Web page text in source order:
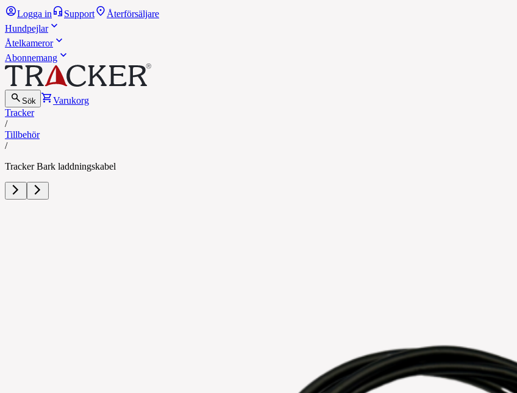
Logga in Support
Återförsäljare
Hundpejlar
Åtelkameror
Abonnemang
Sök
Varukorg
Tracker
/
Tillbehör
/
Tracker Bark laddningskabel